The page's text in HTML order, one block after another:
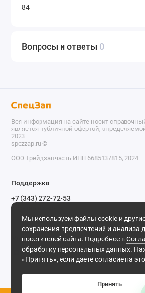
84
Вопросы и ответы 0
Мы используем файлы cookie и
сохранения предпочтений и анализа
посетителей сайта. Подробнее в
обработку персональных данных.
«Принять», если даете согласие на
Принять
Вся информация на сайте носит
является публичной офертой,
2023
spezzap.ru ©️
ООО Трейдзапчасть ИНН 6685137815, 2024
Поддержка
+7 (343) 272-72-53
Обратный звонок
620030, г. Екатеринбург, ул. Карьерная, д.
Мы в сети